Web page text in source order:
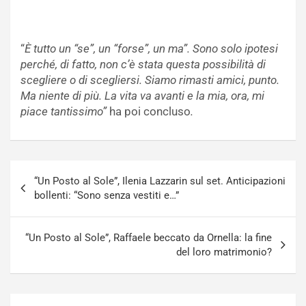
“È tutto un “se”, un “forse”, un ma”. Sono solo ipotesi
perché, di fatto, non c’è stata questa possibilità di
scegliere o di scegliersi. Siamo rimasti amici, punto.
Ma niente di più. La vita va avanti e la mia, ora, mi
piace tantissimo” ha poi concluso.
articoli
“Un Posto al Sole”, Ilenia Lazzarin sul set. Anticipazioni
bollenti: “Sono senza vestiti e…”
“Un Posto al Sole”, Raffaele beccato da Ornella: la fine
del loro matrimonio?